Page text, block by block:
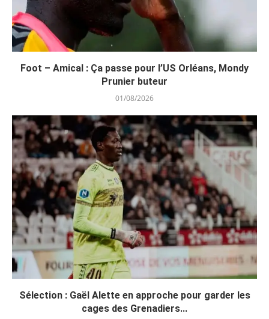
Foot – Amical : Ça passe pour l’US Orléans, Mondy
Prunier buteur
01/08/2026
Sélection : Gaël Alette en approche pour garder les
cages des Grenadiers...